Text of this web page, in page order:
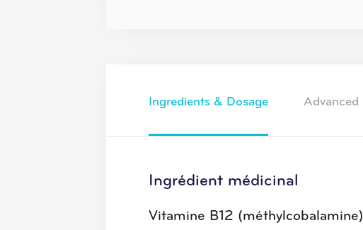
Ingredients & Dosage
Ingrédient médicinal
Vitamine B12 (méthylcobalamine)